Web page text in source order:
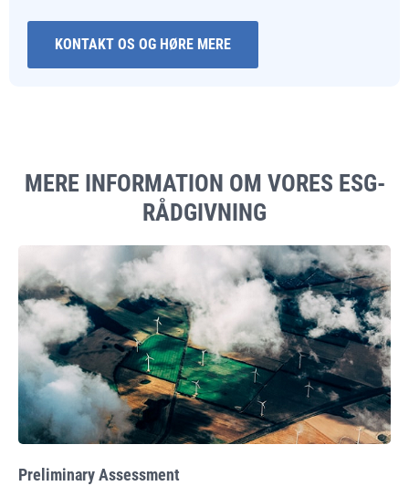
KONTAKT OS OG HØRE MERE
MERE INFORMATION OM VORES ESG-
RÅDGIVNING
Preliminary Assessment